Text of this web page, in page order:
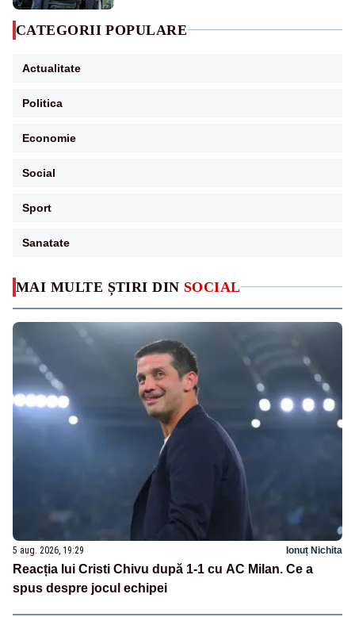
MAI MULTE ȘTIRI DIN SOCIAL
5 aug. 2026, 19:29 Ionuț Nichita
Reacția lui Cristi Chivu după 1-1 cu AC Milan. Ce a
spus despre jocul echipei
CATEGORII POPULARE
Actualitate
Politica
Economie
Social
Sport
Sanatate